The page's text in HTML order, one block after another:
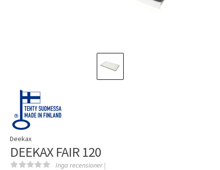
Deekax
DEEKAX FAIR 120
Inga recensioner |